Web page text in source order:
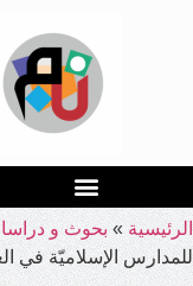
الرئيسية » بحوث و
للمدارس الإسلاميّة في